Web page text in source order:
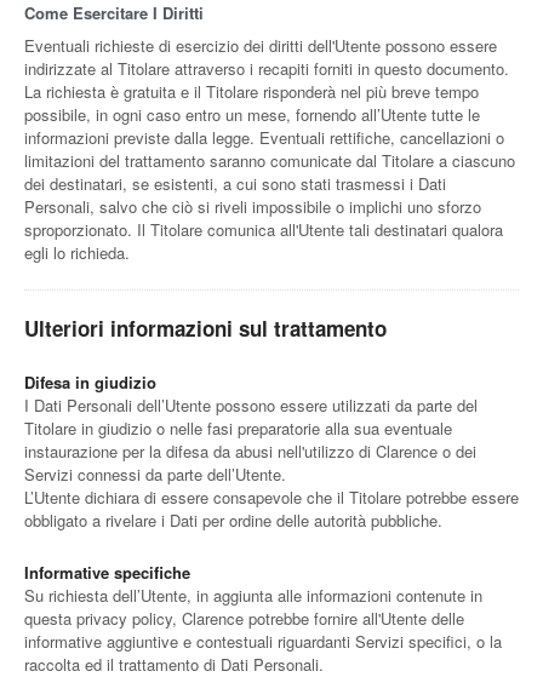
Come Esercitare I Diritti
Eventuali richieste di esercizio dei diritti dell'Utente possono essere
indirizzate al Titolare attraverso i recapiti forniti in questo documento.
La richiesta è gratuita e il Titolare risponderà nel più breve tempo
possibile, in ogni caso entro un mese, fornendo all’Utente tutte le
informazioni previste dalla legge. Eventuali rettifiche, cancellazioni o
limitazioni del trattamento saranno comunicate dal Titolare a ciascuno
dei destinatari, se esistenti, a cui sono stati trasmessi i Dati
Personali, salvo che ciò si riveli impossibile o implichi uno sforzo
sproporzionato. Il Titolare comunica all'Utente tali destinatari qualora
egli lo richieda.
Ulteriori informazioni sul trattamento
Difesa in giudizio
I Dati Personali dell’Utente possono essere utilizzati da parte del
Titolare in giudizio o nelle fasi preparatorie alla sua eventuale
instaurazione per la difesa da abusi nell'utilizzo di Clarence o dei
Servizi connessi da parte dell’Utente.
L’Utente dichiara di essere consapevole che il Titolare potrebbe essere
obbligato a rivelare i Dati per ordine delle autorità pubbliche.
Informative specifiche
Su richiesta dell’Utente, in aggiunta alle informazioni contenute in
questa privacy policy, Clarence potrebbe fornire all'Utente delle
informative aggiuntive e contestuali riguardanti Servizi specifici, o la
raccolta ed il trattamento di Dati Personali.